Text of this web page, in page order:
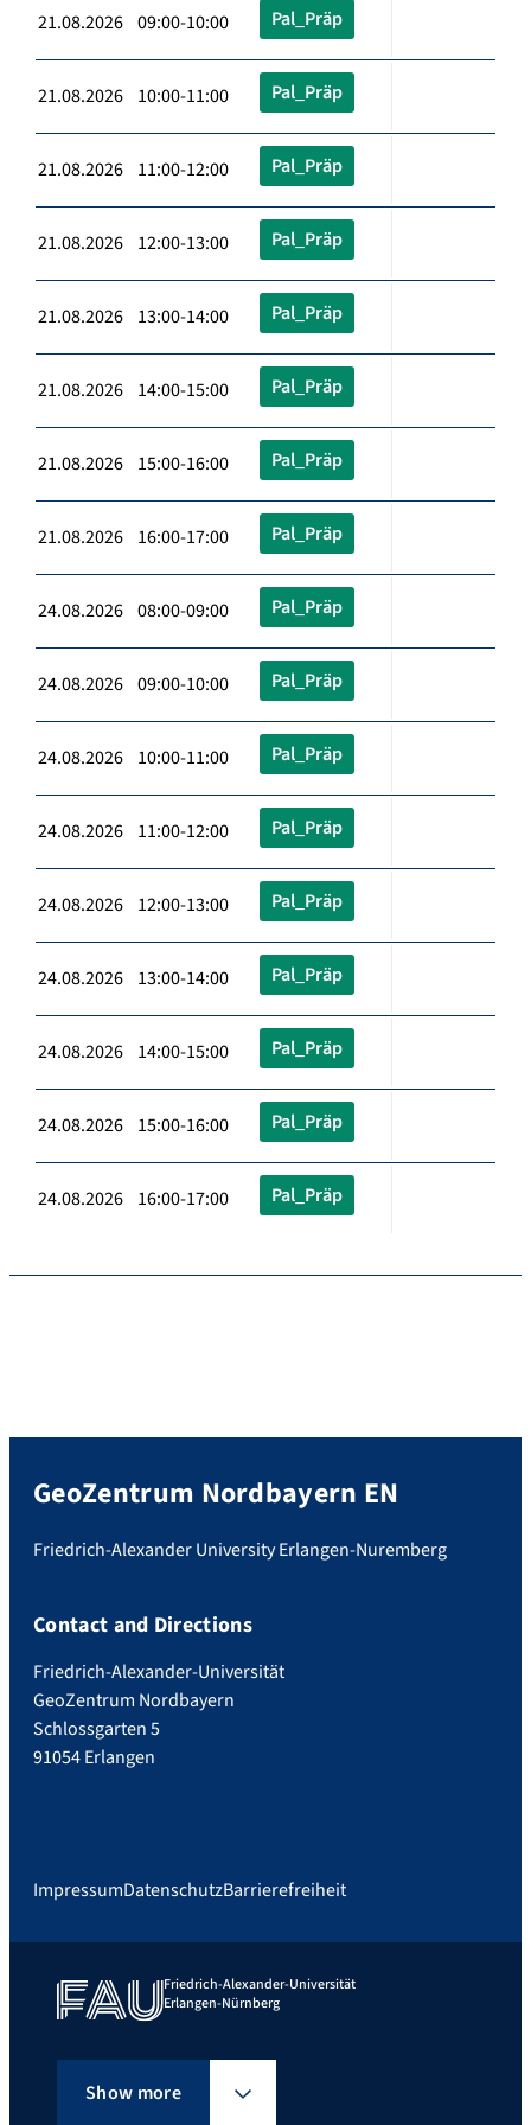
21.08.2026 09:00-10:00 Pal_Präp
21.08.2026 10:00-11:00 Pal_Präp
21.08.2026 11:00-12:00 Pal_Präp
21.08.2026 12:00-13:00 Pal_Präp
21.08.2026 13:00-14:00 Pal_Präp
21.08.2026 14:00-15:00 Pal_Präp
21.08.2026 15:00-16:00 Pal_Präp
21.08.2026 16:00-17:00 Pal_Präp
24.08.2026 08:00-09:00 Pal_Präp
24.08.2026 09:00-10:00 Pal_Präp
24.08.2026 10:00-11:00 Pal_Präp
24.08.2026 11:00-12:00 Pal_Präp
24.08.2026 12:00-13:00 Pal_Präp
24.08.2026 13:00-14:00 Pal_Präp
24.08.2026 14:00-15:00 Pal_Präp
24.08.2026 15:00-16:00 Pal_Präp
24.08.2026 16:00-17:00 Pal_Präp
GeoZentrum Nordbayern EN
Friedrich-Alexander University Erlangen-Nuremberg
Contact and Directions
Friedrich-Alexander-Universität
GeoZentrum Nordbayern
Schlossgarten 5
91054 Erlangen
ImpressumDatenschutzBarrierefreiheit
Friedrich-Alexander-Universität
Erlangen-Nürnberg
Show more